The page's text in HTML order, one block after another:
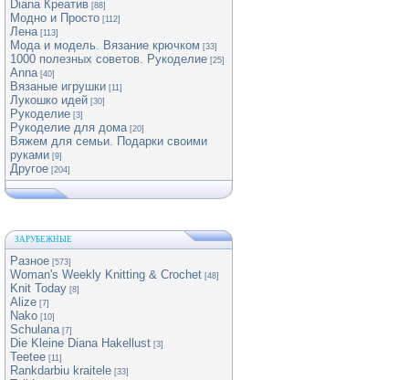
Diana Креатив [88]
Модно и Просто [112]
Лена [113]
Мода и модель. Вязание крючком [33]
1000 полезных советов. Рукоделие [25]
Anna [40]
Вязаные игрушки [11]
Лукошко идей [30]
Рукоделие [3]
Рукоделие для дома [20]
Вяжем для семьи. Подарки своими
руками [9]
Другое [204]
ЗАРУБЕЖНЫЕ
Разное [573]
Woman's Weekly Knitting & Crochet [48]
Knit Today [8]
Alize [7]
Nako [10]
Schulana [7]
Die Kleine Diana Hakellust [3]
Teetee [11]
Rankdarbiu kraitele [33]